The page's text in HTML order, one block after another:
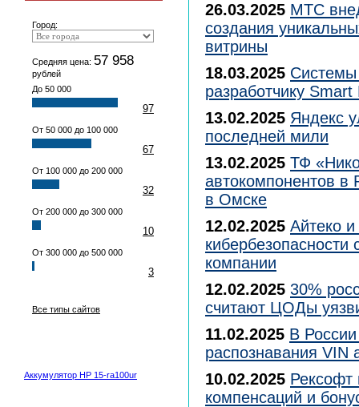
Город:
Средняя цена: 57 958
рублей
До 50 000
97
От 50 000 до 100 000
67
От 100 000 до 200 000
32
От 200 000 до 300 000
10
От 300 000 до 500 000
3
Все типы сайтов
Аккумулятор HP 15-ra100ur
26.03.2025 МТС
создания
витрины
18.03.2025 Системы
разработчику
13.02.2025 Яндекс
последней мили
13.02.2025 ТФ
автокомпонентов в
в Омске
12.02.2025 Айтеко
компании
12.02.2025 30%
считают ЦОДы
11.02.2025 В
распознавания VIN
10.02.2025 Рексофт
компенсаций и